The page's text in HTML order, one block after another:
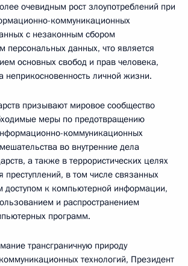
очевидным рост злоупотреблений при
коммуникационных
с незаконным сбором
персональных данных, что является
основных свобод и прав человека,
неприкосновенность личной жизни.
призывают мировое сообщество
меры по предотвращению
коммуникационных
во внутренние дела
а также в террористических целях
преступлений, в том числе связанных
доступом к компьютерной информации,
и распространением
программ.
трансграничную природу
технологий, Президент